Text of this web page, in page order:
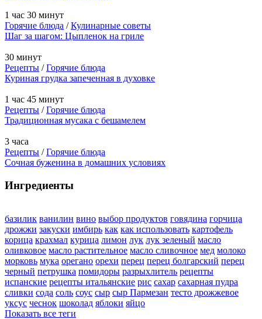
1 час 30 минут
Горячие блюда /Кулинарные советы
Шаг за шагом: Цыпленок на гриле
30 минут
Рецепты /Горячие блюда
Куриная грудка запеченная в духовке
1 час 45 минут
Рецепты /Горячие блюда
Традиционная мусака с бешамелем
3 часа
Рецепты /Горячие блюда
Сочная буженина в домашних условиях
Ингредиенты
базилик ванилин вино выбор продуктов говядина горчица
дрожжи закуски имбирь как как использовать картофель
корица крахмал курица лимон лук лук зеленый масло
оливковое масло растительное масло сливочное мед молоко
морковь мука орегано орехи перец перец болгарский перец
черный петрушка помидоры разрыхлитель рецепты
испанские рецепты итальянские рис сахар сахарная пудра
сливки сода соль соус сыр сыр Пармезан тесто дрожжевое
уксус чеснок шоколад яблоки яйцо
Показать все теги